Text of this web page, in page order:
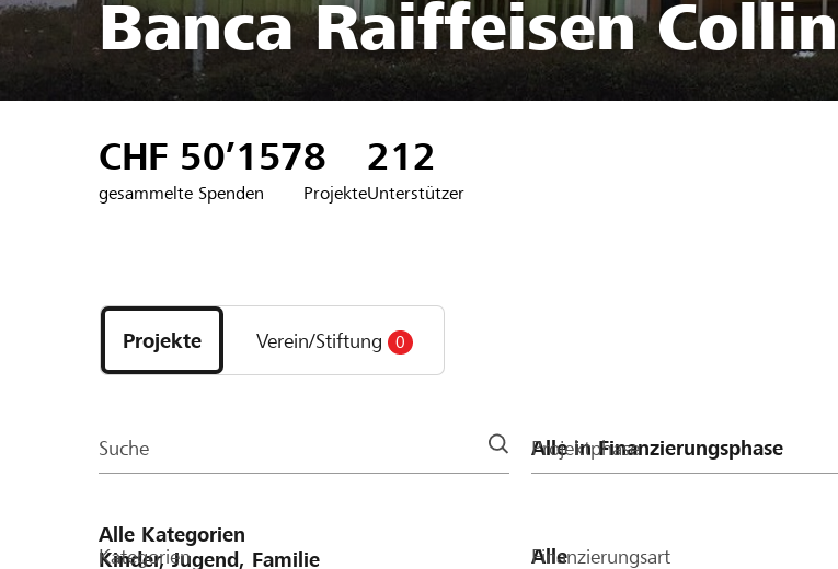
Banca Raiffeisen
CHF 50’157
gesammelte Spenden
8
Projekte
212
Unterstützer
Projekte
und
Organisationen
Projekte Verein/Stiftung 0
Suche Projektphase
Kategorien Finanzierungsart